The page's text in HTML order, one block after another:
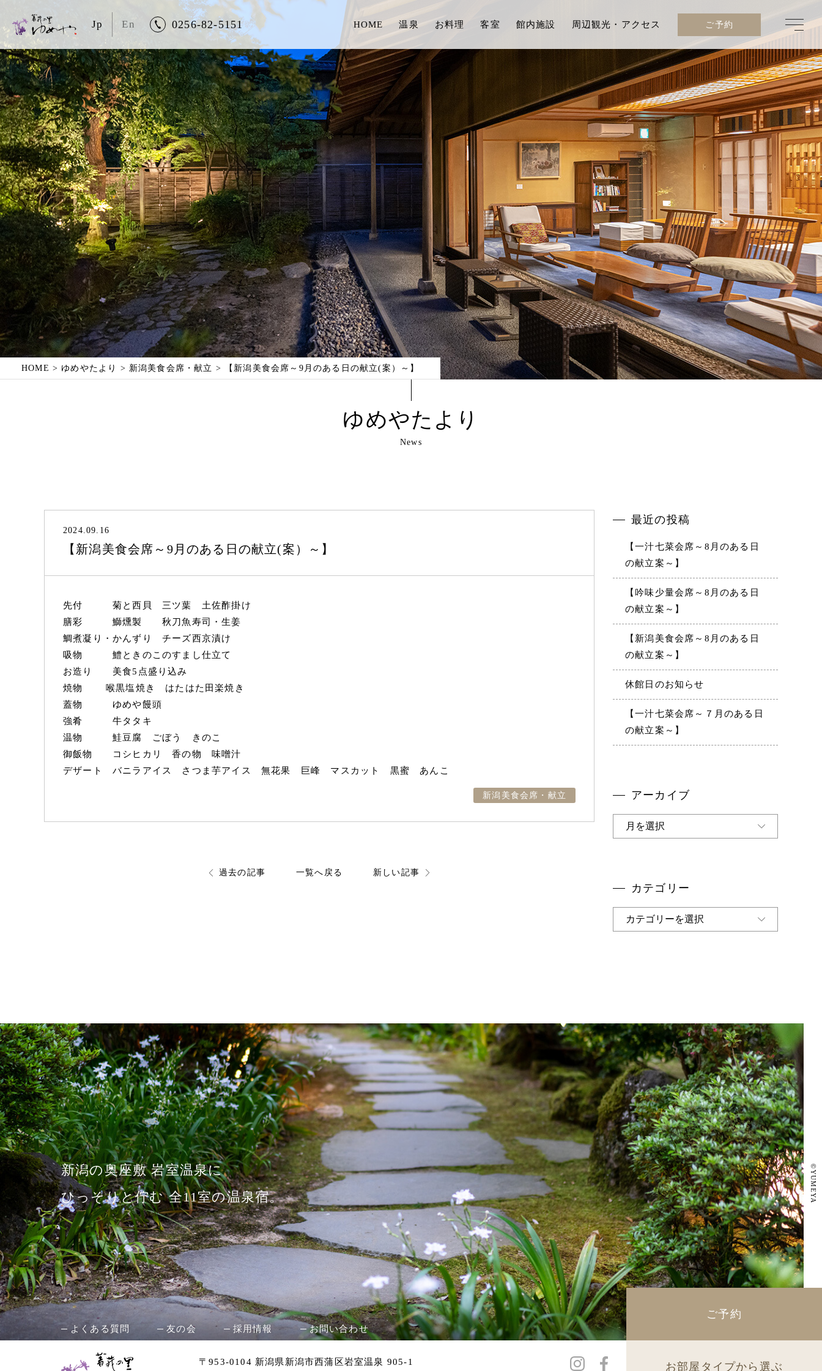
Jp En HOME 温泉 お料理 客室 館内施設 周辺観光・アクセス
0256-82-5151 ご予約
トップページ
ゆめやのこと
客室
お料理
温泉
館内施設
お祝い/ご縁会
友の会
周辺観光・アクセス
よくある質問
お問い合わせ
宿泊予約・プラン一覧
ご予約の確認・変更・キャンセル
会員登録
会員情報の確認・変更
ゆめやたより
プライバシーポリシー
キャンセルポリシー
Fax : 0256-82-5153
HOME ゆめやたより 新潟美食会席・献立 【新潟美食会席～9月のある日の献立(案）～】
ゆめやたより
News
2024.09.16
【新潟美食会席～9月のある日の献立(案）～】
先付 菊と西貝 三ツ葉 土佐酢掛け
膳彩 鰤燻製 秋刀魚寿司・生姜
鯛煮凝り・かんずり チーズ西京漬け
吸物 鱧ときのこのすまし仕立て
お造り 美食5点盛り込み
焼物 喉黒塩焼き はたはた田楽焼き
蓋物 ゆめや饅頭
強肴 牛タタキ
温物 鮭豆腐 ごぼう きのこ
御飯物 コシヒカリ 香の物 味噌汁
デザート バニラアイス さつま芋アイス 無花果 巨峰 マスカット 黒蜜 あんこ
新潟美食会席・献立
過去の記事 一覧へ戻る 新しい記事
最近の投稿
【一汁七菜会席～8月のある日
の献立案～】
【吟味少量会席～8月のある日
の献立案～】
【新潟美食会席～8月のある日
の献立案～】
休館日のお知らせ
【一汁七菜会席～７月のある日
の献立案～】
アーカイブ
ア
カテゴリー
カ
新潟の奥座敷 岩室温泉に
ひっそりと佇む 全11室の温泉宿。
よくある質問 友の会 採用情報 お問い合わせ
©
YUMEYA
〒953-0104 新潟県新潟市西蒲区岩室温泉 905-1
ご予約
お部屋タイプから選ぶ